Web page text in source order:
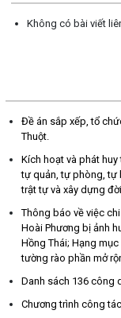
Không có bài viết
Đề án sắp xếp, tổ
Thuột.
Kích hoạt và phát
tự quản, tự phòng, tự
trật tự và xây dựng
Thông báo về việc
Hoài Phương bị ảnh
Hồng Thái; Hạng
tường rào phần mở
Danh sách 136 công
Chương trình công